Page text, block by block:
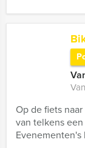
Op de fiets
van telkens